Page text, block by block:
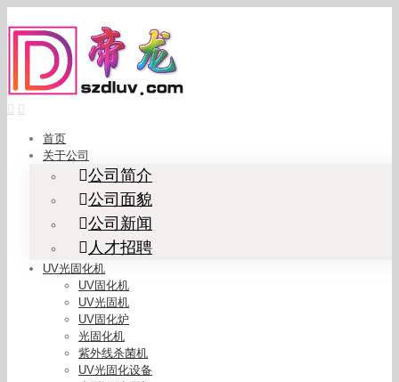
to
content
首页
关于公司
公司简介
公司面貌
公司新闻
人才招聘
UV光固化机
UV固化机
UV光固机
UV固化炉
光固化机
紫外线杀菌机
UV光固化设备